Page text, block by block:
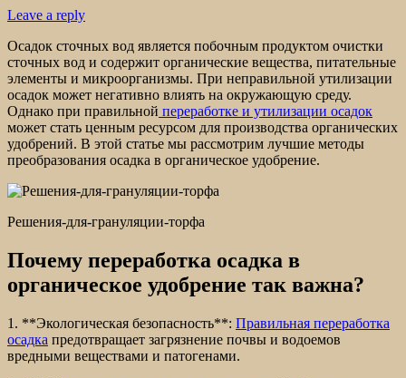
Leave a reply
Осадок сточных вод является побочным продуктом очистки
сточных вод и содержит органические вещества, питательные
элементы и микроорганизмы. При неправильной утилизации
осадок может негативно влиять на окружающую среду.
Однако при правильной переработке и утилизации осадок
может стать ценным ресурсом для производства органических
удобрений. В этой статье мы рассмотрим лучшие методы
преобразования осадка в органическое удобрение.
Решения-для-грануляции-торфа
Почему переработка осадка в
органическое удобрение так важна?
1. **Экологическая безопасность**: Правильная переработка
осадка предотвращает загрязнение почвы и водоемов
вредными веществами и патогенами.